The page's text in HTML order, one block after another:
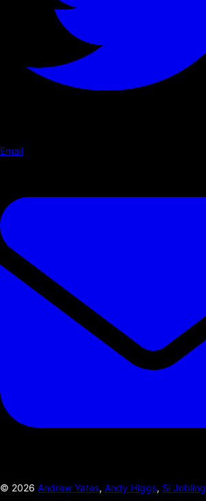
Email
© 2026 Andrew Yates, Andy Higgs, Si Jobling